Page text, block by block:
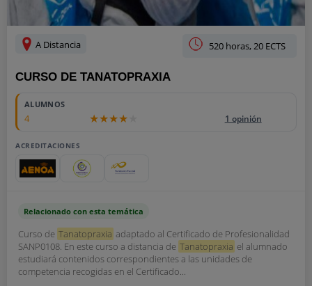
A Distancia 520 horas, 20 ECTS
CURSO DE TANATOPRAXIA
ALUMNOS
4 1 opinión
ACREDITACIONES
Relacionado con esta temática
Curso de Tanatopraxia adaptado al Certificado de Profesionalidad
SANP0108. En este curso a distancia de Tanatopraxia el alumnado
estudiará contenidos correspondientes a las unidades de
competencia recogidas en el Certificado...